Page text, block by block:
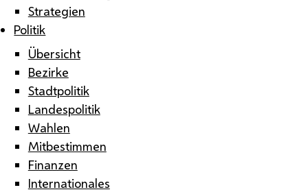
Strategien
Politik
Übersicht
Bezirke
Stadtpolitik
Landespolitik
Wahlen
Mitbestimmen
Finanzen
Internationales